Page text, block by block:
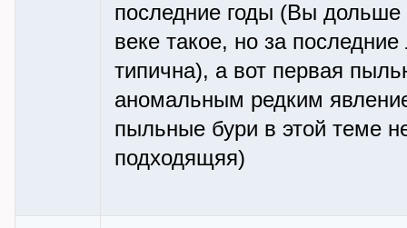
последние годы (Вы дольше
веке такое, но за
типична), а вот первая
аномальным редким
пыльные бури в этой теме
подходящяя)